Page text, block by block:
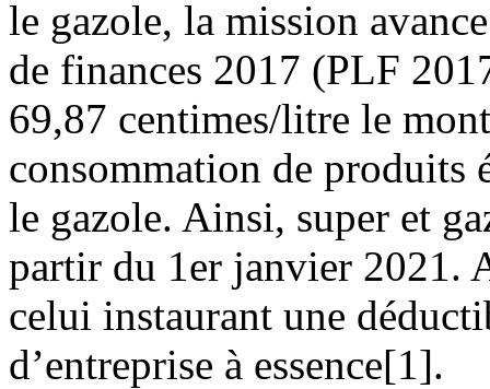
le gazole, la mission
de finances 2017 (PLF
69,87 centimes/litre le
consommation de produits
le gazole. Ainsi, super et
partir du 1er janvier 2021.
celui instaurant une
d’entreprise à essence[1].